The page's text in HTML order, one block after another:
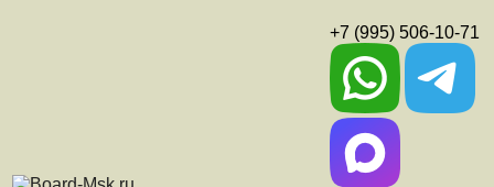
+7 (995) 506-10-71